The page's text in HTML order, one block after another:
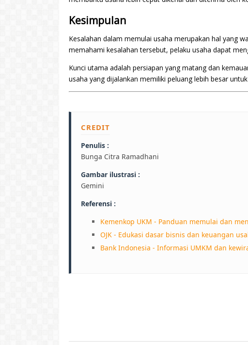
Kesimpulan
Kesalahan dalam memulai usaha merupakan hal yang
memahami kesalahan tersebut, pelaku usaha dapat
Kunci utama adalah persiapan yang matang dan
usaha yang dijalankan memiliki peluang lebih besar
CREDIT
Penulis :
Bunga Citra Ramadhani
Gambar ilustrasi :
Gemini
Referensi :
Kemenkop UKM - Panduan memulai dan
OJK - Edukasi dasar bisnis dan keuangan
Bank Indonesia - Informasi UMKM dan